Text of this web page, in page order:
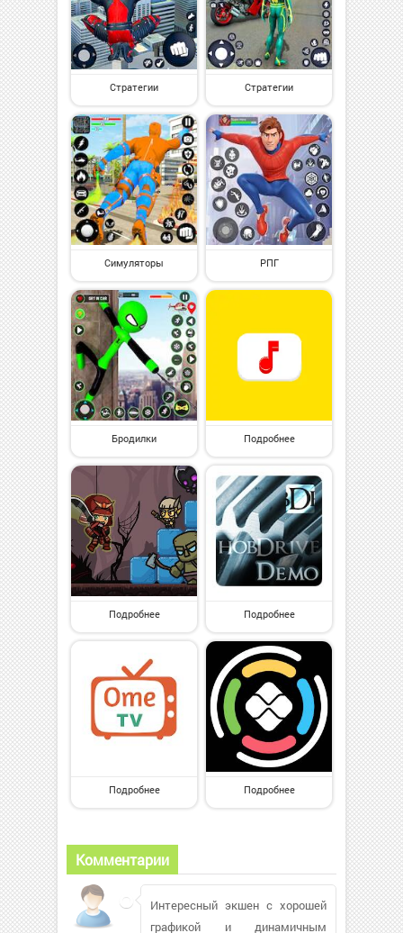
Стратегии Стратегии
Симуляторы РПГ
Бродилки Подробнее
Подробнее Подробнее
Подробнее Подробнее
Комментарии
Интересный экшен с хорошей
графикой и динамичным